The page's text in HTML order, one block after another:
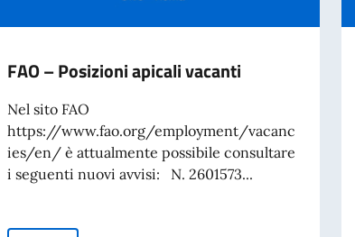
FAO – Posizioni apicali vacanti
Nel sito FAO
https://www.fao.org/employment/vacanc
ies/en/ è attualmente possibile consultare
i seguenti nuovi avvisi: N. 2601573...